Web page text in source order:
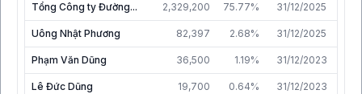
Tổng Công ty Đường... 2,329,200 75.77% 31/12/2025
Uông Nhật Phương 82,397 2.68% 31/12/2025
Phạm Văn Dũng 36,500 1.19% 31/12/2023
Lê Đức Dũng 19,700 0.64% 31/12/2023